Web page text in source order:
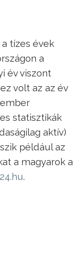
tízes évek
a
év viszont
volt az az év
statisztikák
aktív)
például az
a magyarok a
.